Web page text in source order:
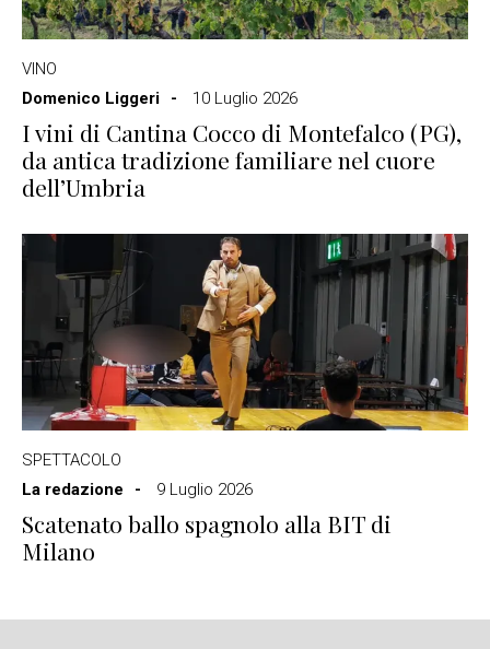
VINO
Domenico Liggeri
10 Luglio 2026
I vini di Cantina Cocco di Montefalco (PG),
da antica tradizione familiare nel cuore
dell’Umbria
SPETTACOLO
La redazione
9 Luglio 2026
Scatenato ballo spagnolo alla BIT di
Milano